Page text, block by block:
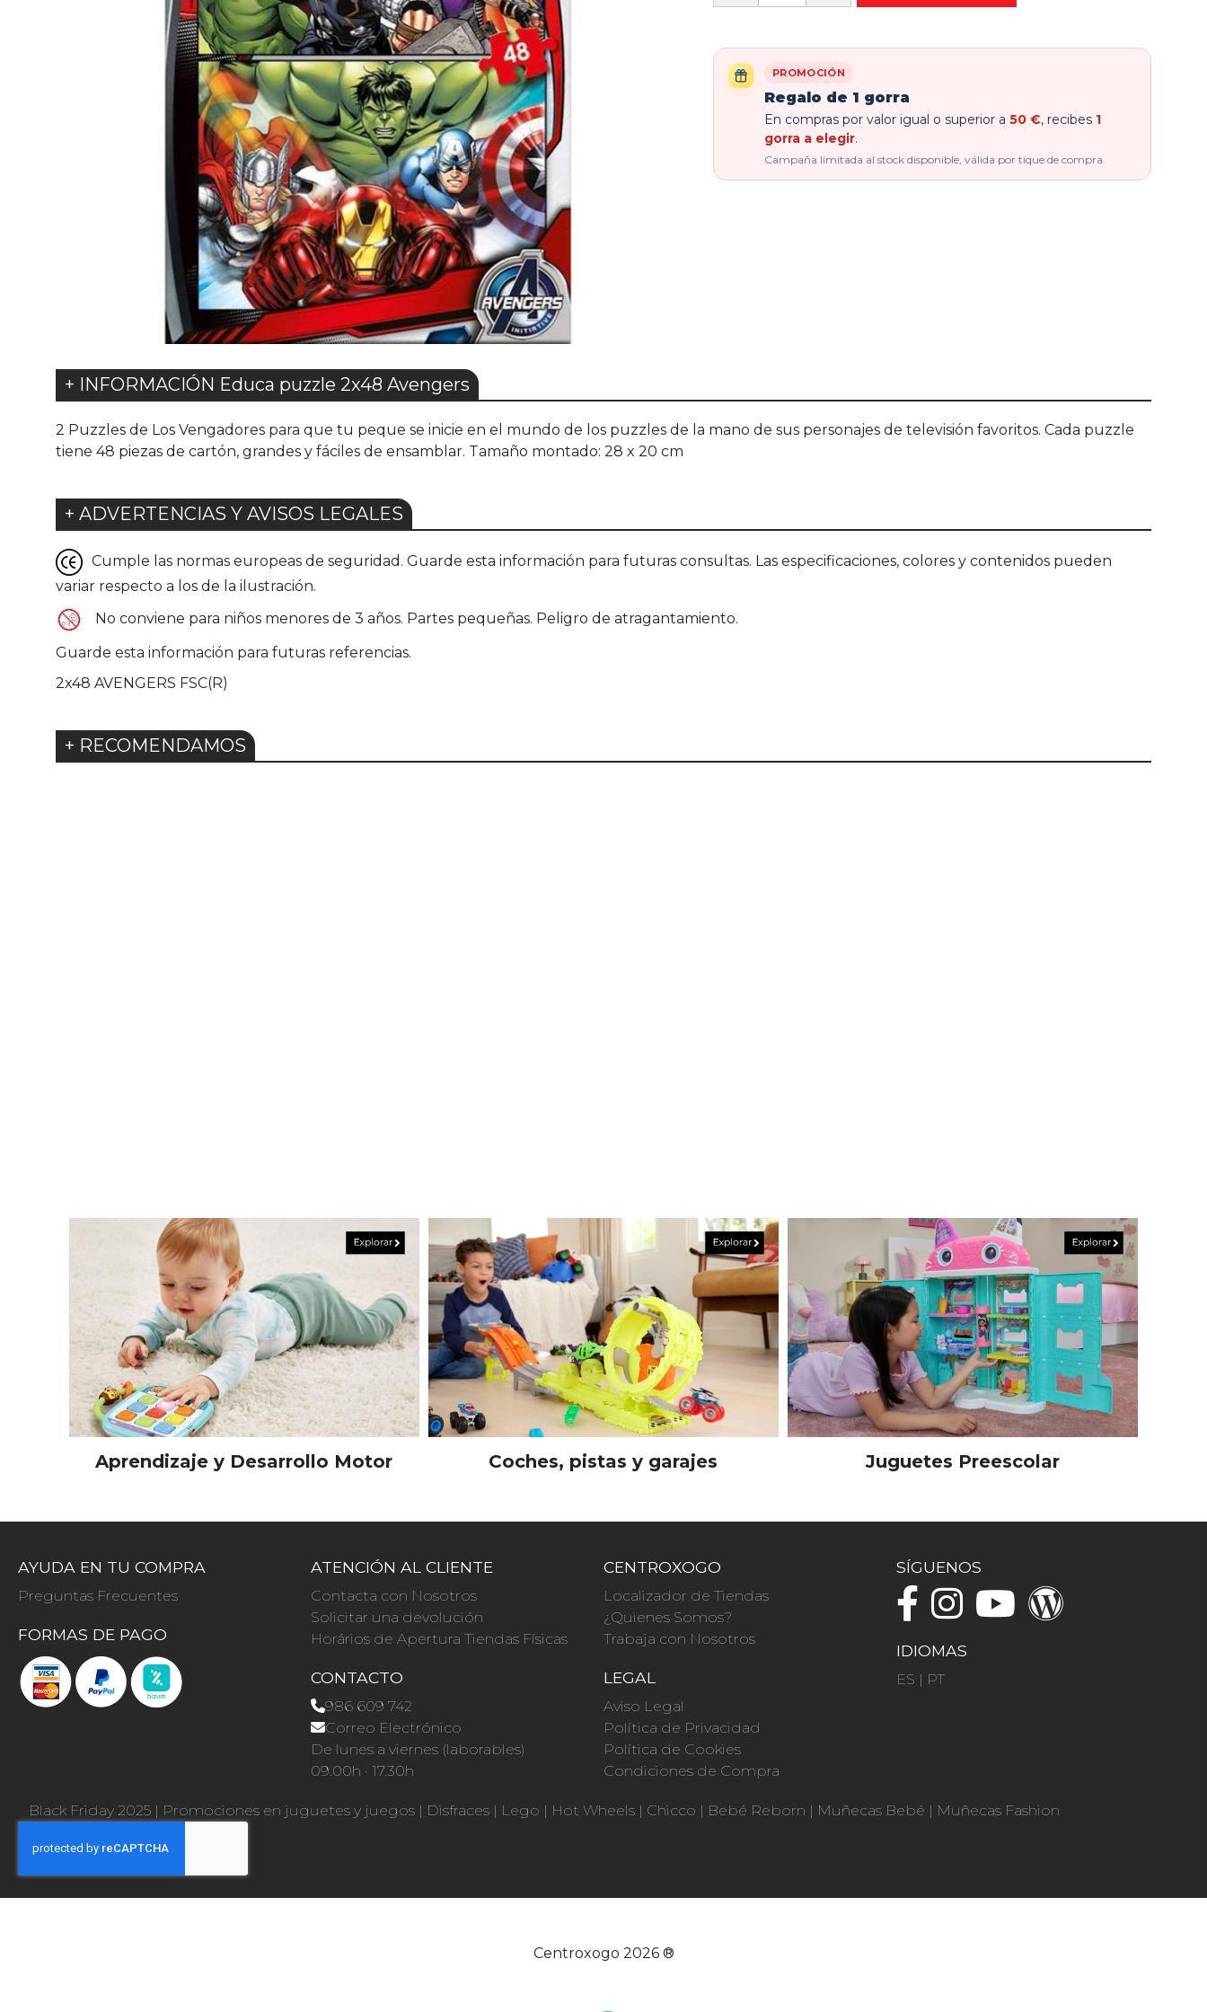
PROMOCIÓN
Regalo de 1 gorra
En compras por valor igual o superior a 50 €, recibes 1
gorra a elegir.
Campaña limitada al stock disponible, válida por tique de compra.
+ INFORMACIÓN Educa puzzle 2x48 Avengers
2 Puzzles de Los Vengadores para que tu peque se inicie en el mundo de los puzzles de la mano de sus personajes de televisión favoritos. Cada puzzle
tiene 48 piezas de cartón, grandes y fáciles de ensamblar. Tamaño montado: 28 x 20 cm
+ ADVERTENCIAS Y AVISOS LEGALES
Cumple las normas europeas de seguridad. Guarde esta información para futuras consultas. Las especificaciones, colores y contenidos pueden
variar respecto a los de la ilustración.
No conviene para niños menores de 3 años. Partes pequeñas. Peligro de atragantamiento.
Guarde esta información para futuras referencias.
2x48 AVENGERS FSC(R)
+ RECOMENDAMOS
Aprendizaje y Desarrollo Motor Coches, pistas y garajes Juguetes Preescolar
AYUDA EN TU COMPRA
Preguntas Frecuentes
FORMAS DE PAGO
ATENCIÓN AL CLIENTE
Contacta con Nosotros
Solicitar una devolución
Horários de Apertura Tiendas Físicas
CONTACTO
986 609 742
Correo Electrónico
De lunes a viernes (laborables)
09.00h · 17.30h
CENTROXOGO
Localizador de Tiendas
¿Quienes Somos?
Trabaja con Nosotros
LEGAL
Aviso Legal
Política de Privacidad
Política de Cookies
Condiciones de Compra
SÍGUENOS
IDIOMAS
ES | PT
Black Friday 2025 | Promociones en juguetes y juegos | Disfraces | Lego | Hot Wheels | Chicco | Bebé Reborn | Muñecas Bebé | Muñecas Fashion
Centroxogo 2026 ®